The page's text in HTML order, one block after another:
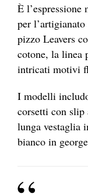
È
per
pizzo Leavers
cotone, la linea
intricati motivi
I modelli
corsetti con
lunga vestaglia
bianco in